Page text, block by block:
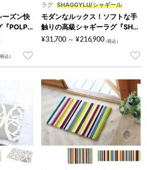
ーズン快
『POLP
く5段階評価のうち、
ラグ SHAGGYLU/シャギール
モダンなルックス！ソフトな手
触りの高級シャギーラグ『SHA
GGYLU/シャギール』
¥31,700 ～ ¥216,900